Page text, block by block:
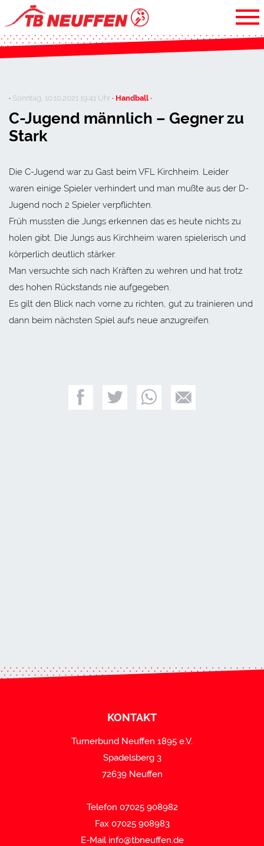
· Sonntag, 10.10.2021 19:41 Uhr· Handball ·
C-Jugend männlich – Gegner zu
Stark
Die C-Jugend war zu Gast beim VFL Kirchheim. Leider
waren einige Spieler verhindert und man mußte aus der D-
Jugend noch 2 Spieler verpflichten.
Früh mussten die Jungs erkennen das es heute nichts zu
holen gibt. Die Jungs aus Kirchheim waren spielerisch und
körperlich deutlich stärker.
Man versuchte sich nach Kräften zu wehren und hat trotz
des hohen Rückstands nie aufgegeben.
Es gilt den Blick nach vorne zu richten, gut zu trainieren und
dann beim nächsten Spiel aufs neue anzugreifen.
KONTAKT
Turnerbund Neuffen 1895 e.V.
Spadelsberg 3
72639 Neuffen
Telefon 07025 908982
Fax 07025 908983
E-Mail info@tbneuffen.de